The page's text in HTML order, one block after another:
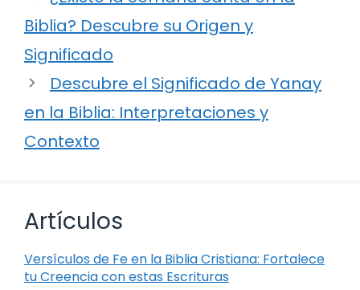
Biblia? Descubre su Origen y
Significado
Descubre el Significado de Yanay
en la Biblia: Interpretaciones y
Contexto
Artículos
Versículos de Fe en la Biblia Cristiana: Fortalece
tu Creencia con estas Escrituras